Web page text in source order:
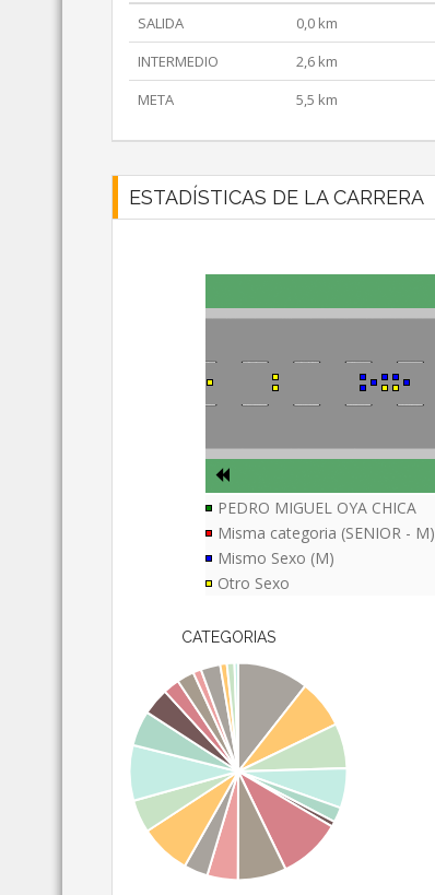
SALIDA 0,0 km
INTERMEDIO
2,6 km
META
5,5 km
ESTADÍSTICAS DE LA CARRERA
PEDRO MIGUEL OYA CHICA
Misma categoria (SENIOR - M)
Mismo Sexo (M)
Otro Sexo
CATEGORIAS